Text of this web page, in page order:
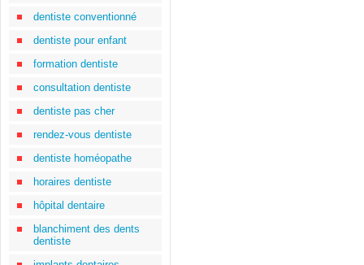
dentiste conventionné
dentiste pour enfant
formation dentiste
consultation dentiste
dentiste pas cher
rendez-vous dentiste
dentiste homéopathe
horaires dentiste
hôpital dentaire
blanchiment des dents
dentiste